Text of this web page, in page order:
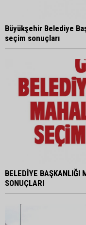
Büyükşehir Belediye
seçim sonuçları
BELEDİYE BAŞKANLIĞI
SONUÇLARI